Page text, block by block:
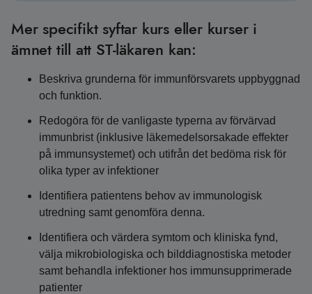
Mer specifikt syftar kurs eller kurser i
ämnet till att ST-läkaren kan:
Beskriva grunderna för immunförsvarets uppbyggnad
och funktion.
Redogöra för de vanligaste typerna av förvärvad
immunbrist (inklusive läkemedelsorsakade effekter
på immunsystemet) och utifrån det bedöma risk för
olika typer av infektioner
Identifiera patientens behov av immunologisk
utredning samt genomföra denna.
Identifiera och värdera symtom och kliniska fynd,
välja mikrobiologiska och bilddiagnostiska metoder
samt behandla infektioner hos immunsupprimerade
patienter